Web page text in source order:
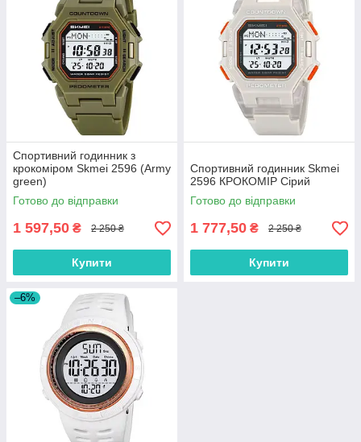
Спортивний годинник з
крокоміром Skmei 2596 (Army
green)
Готово до відправки
1 597,50 ₴ 2 250 ₴
Купити
Спортивний годинник Skmei
2596 КРОКОМІР Сірий
Готово до відправки
1 777,50 ₴ 2 250 ₴
Купити
–6%